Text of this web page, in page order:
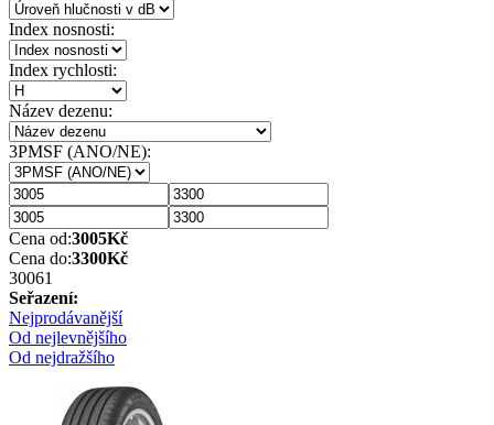
Index nosnosti:
Index rychlosti:
Název dezenu:
3PMSF (ANO/NE):
Cena od:3005Kč
Cena do:3300Kč
30061
Seřazení:
Nejprodávanější
Od nejlevnějšího
Od nejdražšího